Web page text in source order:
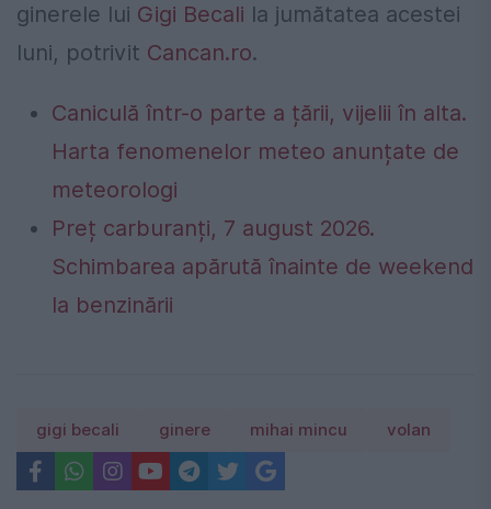
ginerele lui Gigi Becali la jumătatea acestei
luni, potrivit Cancan.ro.
Caniculă într-o parte a țării, vijelii în alta.
Harta fenomenelor meteo anunțate de
meteorologi
Preț carburanți, 7 august 2026.
Schimbarea apărută înainte de weekend
la benzinării
gigi becali ginere mihai mincu volan